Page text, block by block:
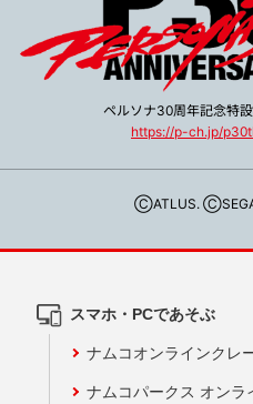
ペルソナ30周年記念特
https://p-ch.jp/
ⒸATLUS.
スマホ・PCであそぶ
ナムコオンラインクレ
ナムコパークス オンラ